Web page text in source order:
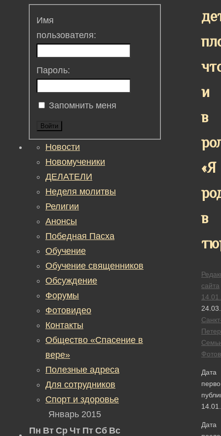
и
в
«Я
в
сайта
Дата
Дата
Имя
пользователя:
Пароль:
Запомнить меня
Войти
Новости
Новомученики
ДЕЛАТЕЛИ
Неделя молитвы
Религии
Анонсы
Победная Пасха
Обучение
Обучение священников
Обсуждение
Форумы
Фотовидео
Контакты
Общество «Спасение в
вере»
Полезные адреса
Для сотрудников
Спорт и здоровье
Январь 2015
Пн Вт Ср Чт Пт Сб Вс